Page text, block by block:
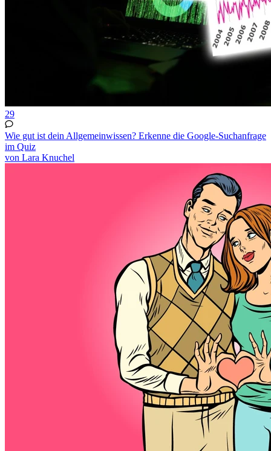
29
Wie gut ist dein Allgemeinwissen? Erkenne die Google-Suchanfrage
im Quiz
von Lara Knuchel